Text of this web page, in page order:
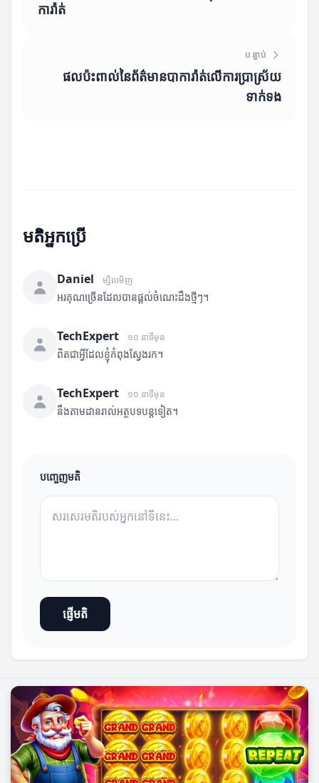
ការ៉ាត់
បន្ទាប់
ផលប៉ះពាល់នៃព័ត៌មានបាការ៉ាត់លើការប្រាស្រ័យ
ទាក់ទង
មតិអ្នកប្រើ
Daniel ម្សិលមិញ
អរគុណច្រើនដែលបានផ្តល់ចំណេះដឹងថ្មីៗ។
TechExpert ១០ នាទីមុន
ពិតជាអ្វីដែលខ្ញុំកំពុងស្វែងរក។
TechExpert ១០ នាទីមុន
នឹងតាមដានរាល់អត្ថបទបន្តទៀត។
បញ្ចេញមតិ
ផ្ញើមតិ